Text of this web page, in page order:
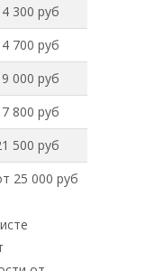
300 руб
700 руб
000 руб
800 руб
500 руб
25 000 руб